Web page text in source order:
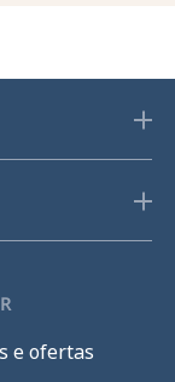
e ofertas